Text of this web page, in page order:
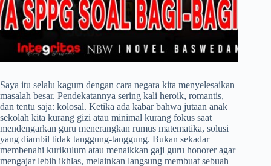
Saya itu selalu kagum dengan cara negara kita menyelesaikan
masalah besar. Pendekatannya sering kali heroik, romantis,
dan tentu saja: kolosal. Ketika ada kabar bahwa jutaan anak
sekolah kita kurang gizi atau minimal kurang fokus saat
mendengarkan guru menerangkan rumus matematika, solusi
yang diambil tidak tanggung-tanggung. Bukan sekadar
membenahi kurikulum atau menaikkan gaji guru honorer agar
mengajar lebih ikhlas, melainkan langsung membuat sebuah